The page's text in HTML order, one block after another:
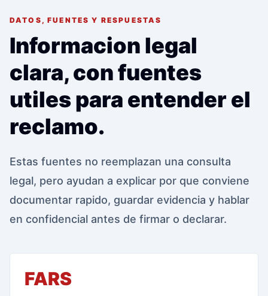
DATOS, FUENTES Y RESPUESTAS
Informacion legal
clara, con fuentes
utiles para entender el
reclamo.
Estas fuentes no reemplazan una consulta
legal, pero ayudan a explicar por que conviene
documentar rapido, guardar evidencia y hablar
en confidencial antes de firmar o declarar.
FARS